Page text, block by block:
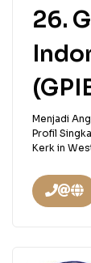
26.
Menjadi
Profil
Kerk in